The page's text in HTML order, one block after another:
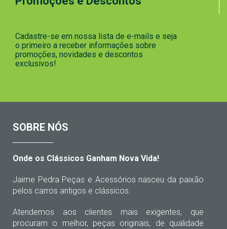
Cadastre-se em nossa lista de e-mails e seja
o primeiro a receber informações sobre
promoções, novidades e descontos
exclusivos!
SOBRE NÓS
Onde os Clássicos Ganham Nova Vida!
Jaime Pedra Peças e Acessórios nasceu da paixão
pelos carros antigos e clássicos.
Atendemos aos clientes mais exigentes, que
procuram o melhor, peças originais, de qualidade